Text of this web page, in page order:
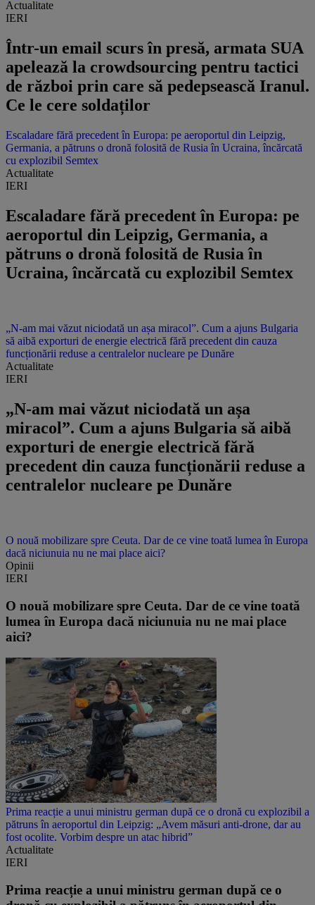
Actualitate
IERI
Într-un email scurs în presă, armata SUA
apelează la crowdsourcing pentru tactici
de război prin care să pedepsească Iranul.
Ce le cere soldaților
Escaladare fără precedent în Europa: pe aeroportul din Leipzig,
Germania, a pătruns o dronă folosită de Rusia în Ucraina, încărcată
cu explozibil Semtex
Actualitate
IERI
Escaladare fără precedent în Europa: pe
aeroportul din Leipzig, Germania, a
pătruns o dronă folosită de Rusia în
Ucraina, încărcată cu explozibil Semtex
„N-am mai văzut niciodată un așa miracol”. Cum a ajuns Bulgaria
să aibă exporturi de energie electrică fără precedent din cauza
funcționării reduse a centralelor nucleare pe Dunăre
Actualitate
IERI
„N-am mai văzut niciodată un așa
miracol”. Cum a ajuns Bulgaria să aibă
exporturi de energie electrică fără
precedent din cauza funcționării reduse a
centralelor nucleare pe Dunăre
O nouă mobilizare spre Ceuta. Dar de ce vine toată lumea în Europa
dacă niciunuia nu ne mai place aici?
Opinii
IERI
O nouă mobilizare spre Ceuta. Dar de ce vine toată
lumea în Europa dacă niciunuia nu ne mai place
aici?
Prima reacție a unui ministru german după ce o dronă cu explozibil a
pătruns în aeroportul din Leipzig: „Avem măsuri anti-drone, dar au
fost ocolite. Vorbim despre un atac hibrid”
Actualitate
IERI
Prima reacție a unui ministru german după ce o